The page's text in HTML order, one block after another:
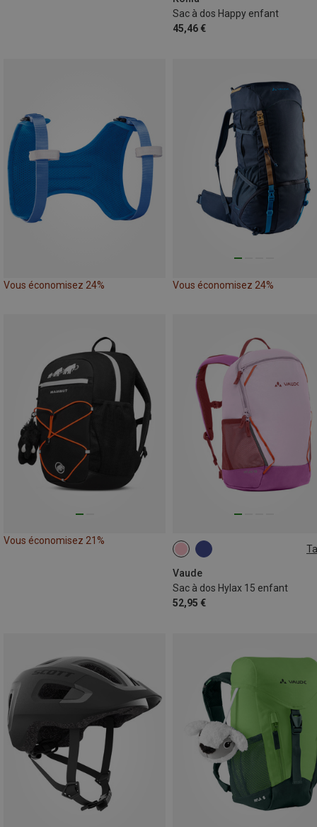
Sac à dos Happy enfant
45,46 €
Vous économisez 24% Vous économisez 24%
Vous économisez 21%
Vaude
Sac à dos Hylax 15 enfant
52,95 €
15L